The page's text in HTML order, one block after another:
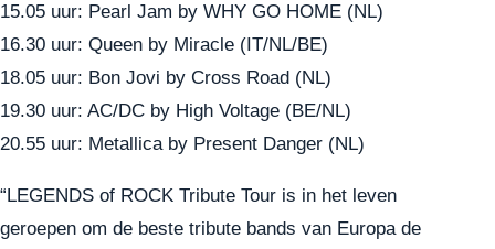
15.05 uur: Pearl Jam by WHY GO HOME (NL)
16.30 uur: Queen by Miracle (IT/NL/BE)
18.05 uur: Bon Jovi by Cross Road (NL)
19.30 uur: AC/DC by High Voltage (BE/NL)
20.55 uur: Metallica by Present Danger (NL)
“LEGENDS of ROCK Tribute Tour is in het leven
geroepen om de beste tribute bands van Europa de